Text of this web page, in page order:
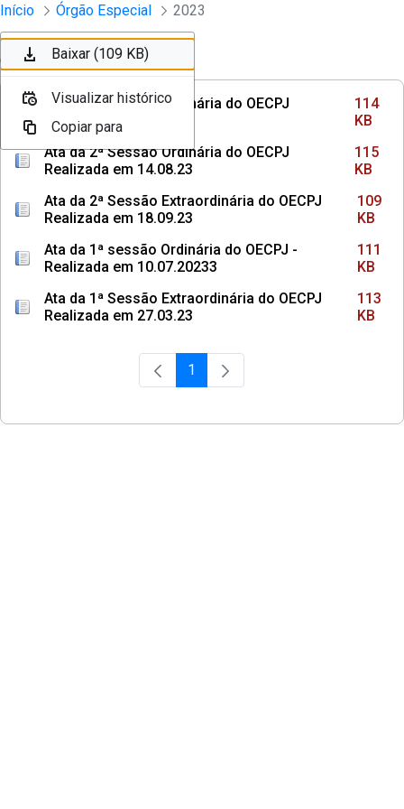
Pular para o Conteúdo principal
Sessões e Reuniões - Documentos
Início Órgão Especial 2023
Ordenar Filtro
Ata da 3ª Sessão Ordinária do OECPJ
Realizada em 13.11.23
114
KB
Ata da 2ª Sessão Ordinária do OECPJ
Realizada em 14.08.23
115
KB
Ata da 2ª Sessão Extraordinária do OECPJ
Realizada em 18.09.23
109
KB
Ata da 1ª sessão Ordinária do OECPJ -
Realizada em 10.07.20233
111
KB
Ata da 1ª Sessão Extraordinária do OECPJ
Realizada em 27.03.23
113
KB
Página
1
Baixar (114 KB)
Visualizar histórico
Copiar para
Baixar (115 KB)
Visualizar histórico
Copiar para
Baixar (109 KB)
Visualizar histórico
Copiar para